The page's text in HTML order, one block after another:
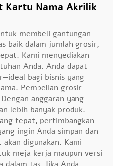
Kartu Nama Akrilik
membeli gantungan
baik dalam jumlah grosir,
Kami menyediakan
Anda. Anda dapat
bagi bisnis yang
Pembelian grosir
anggaran yang
lebih banyak produk.
tepat, pertimbangkan
ingin Anda simpan dan
digunakan. Kami
meja kerja maupun versi